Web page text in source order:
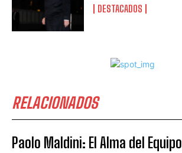
DESTACADOS
RELACIONADOS
Paolo Maldini: El Alma del Equipo